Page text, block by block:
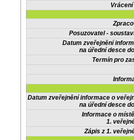
Posuzovatel -
Datum zveřejnění
na úřední desce
Termín pro
Datum zveřejnění informace o
na úřední desce
Informace o
1.
Zápis z 1.